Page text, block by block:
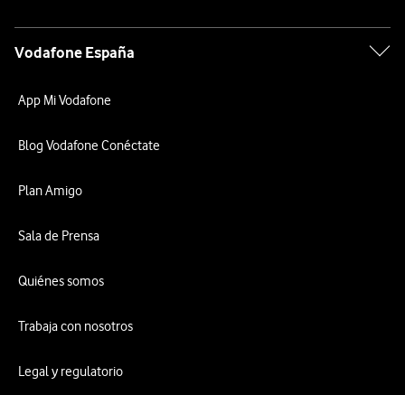
Vodafone España
App Mi Vodafone
Blog Vodafone Conéctate
Plan Amigo
Sala de Prensa
Quiénes somos
Trabaja con nosotros
Legal y regulatorio